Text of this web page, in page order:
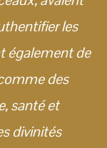
les
également de
des
santé et
divinités